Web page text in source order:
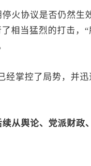
火协议是否仍然生
相当猛烈的打击，“
经掌控了局势，并
从舆论、党派财政